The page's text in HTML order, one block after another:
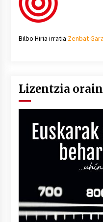
Bilbo Hiria irratia Zenbat Gara
Lizentzia